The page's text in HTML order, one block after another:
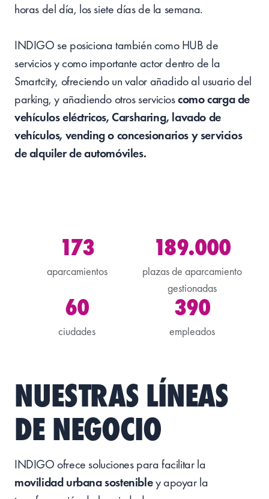
horas del día, los siete días de la semana.
INDIGO se posiciona también como HUB de
servicios y como importante actor dentro de la
Smartcity, ofreciendo un valor añadido al usuario del
parking, y añadiendo otros servicioscomo carga de
vehículos eléctricos, Carsharing, lavado de
vehículos, vending o concesionarios y servicios
de alquiler de automóviles.
173
aparcamientos
189.000
plazas de aparcamiento
gestionadas
60
ciudades
390
empleados
NUESTRAS LÍNEAS
DE NEGOCIO
INDIGO ofrece soluciones para facilitar la
movilidad urbana sostenibley apoyar la